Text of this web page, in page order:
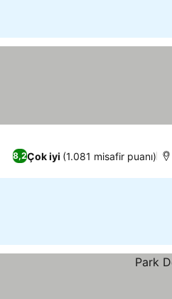
8,2Çok iyi (1.081 misafir puanı)